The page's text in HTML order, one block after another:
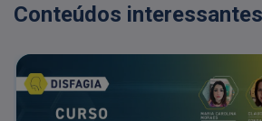
Conteúdos